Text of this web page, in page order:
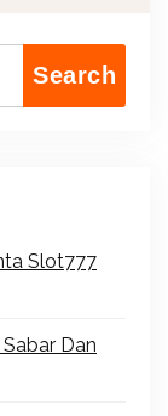
Search
Slot777
Dan